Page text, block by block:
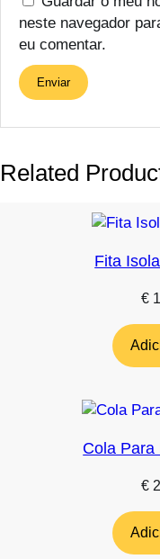
neste navegador
eu comentar.
Related
Fita
€
Cola Para
€